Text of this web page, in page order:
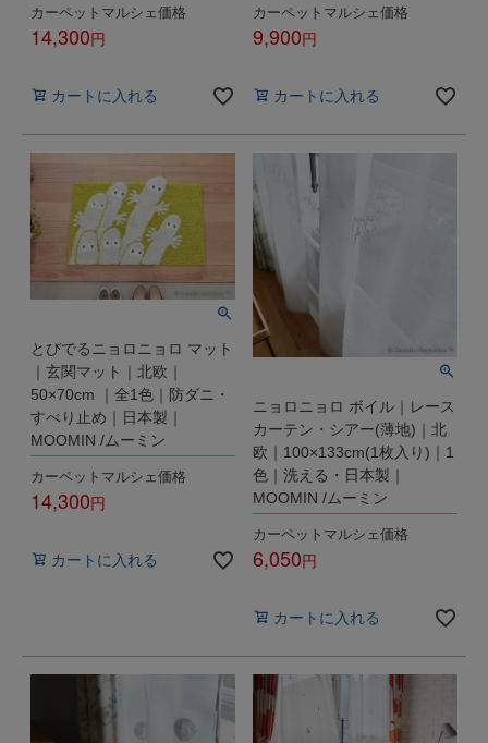
カーペットマルシェ価格
14,300
カートに入れる
カーペットマルシェ価格
9,900
カートに入れる
とびでるニョロニョロ マット
｜玄関マット｜北欧｜
50×70cm ｜全1色｜防ダニ・
すべり止め｜日本製｜
MOOMIN /ムーミン
カーペットマルシェ価格
14,300
カートに入れる
ニョロニョロ ボイル｜レース
カーテン・シアー(薄地)｜北
欧｜100×133cm(1枚入り)｜1
色｜洗える・日本製｜
MOOMIN /ムーミン
カーペットマルシェ価格
6,050
カートに入れる